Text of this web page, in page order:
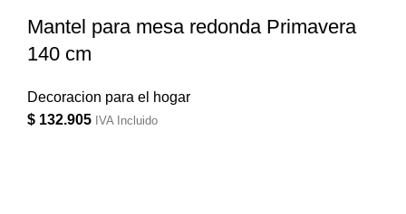
Mantel para mesa redonda Primavera
140 cm
Decoracion para el hogar
$ 132.905 IVA Incluido